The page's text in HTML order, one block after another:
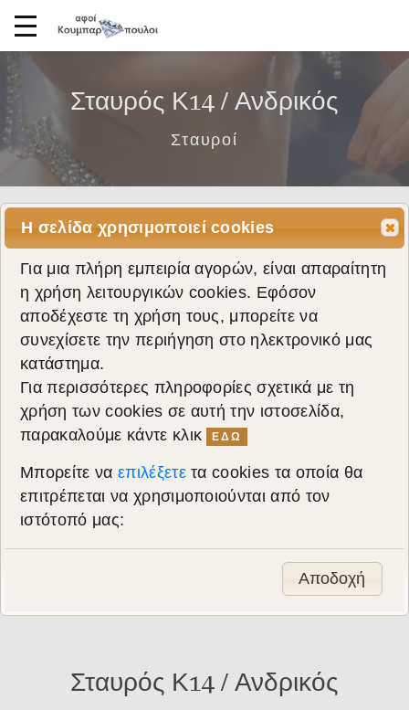
Σταυρός Κ14 / Ανδρικός
Σταυροί
Σταυρός Κ14 / Ανδρικός
Η σελίδα χρησιμοποιεί cookies
Για μια πλήρη εμπειρία αγορών, είναι απαραίτητη
η χρήση λειτουργικών cookies. Εφόσον
αποδέχεστε τη χρήση τους, μπορείτε να
συνεχίσετε την περιήγηση στο ηλεκτρονικό μας
κατάστημα.
Για περισσότερες πληροφορίες σχετικά με τη
χρήση των cookies σε αυτή την ιστοσελίδα,
παρακαλούμε κάντε κλικ
ΕΔΩ
Μπορείτε να επιλέξετετα cookies τα οποία θα
επιτρέπεται να χρησιμοποιούνται από τον
ιστότοπό μας:
Αποδοχή